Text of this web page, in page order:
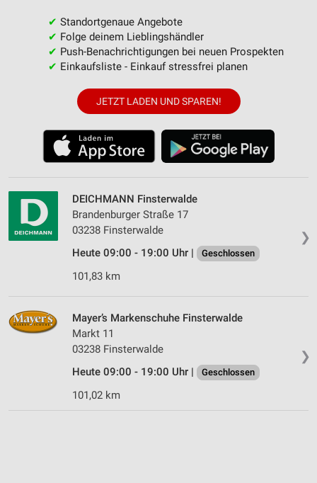
✔ Standortgenaue Angebote
✔ Folge deinem Lieblingshändler
✔ Push-Benachrichtigungen bei neuen Prospekten
✔ Einkaufsliste - Einkauf stressfrei planen
JETZT LADEN UND SPAREN!
❯
DEICHMANN Finsterwalde
Brandenburger Straße 17
03238 Finsterwalde
Heute 09:00 - 19:00 Uhr |
Geschlossen
101,83 km
❯
Mayer’s Markenschuhe Finsterwalde
Markt 11
03238 Finsterwalde
Heute 09:00 - 19:00 Uhr |
Geschlossen
101,02 km